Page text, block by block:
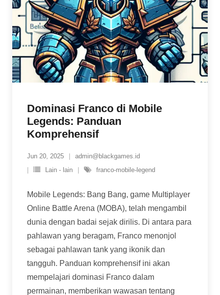
Dominasi Franco di Mobile
Legends: Panduan
Komprehensif
Jun 20, 2025
admin@blackgames.id
Lain - lain
franco-mobile-legend
Mobile Legends: Bang Bang, game Multiplayer
Online Battle Arena (MOBA), telah mengambil
dunia dengan badai sejak dirilis. Di antara para
pahlawan yang beragam, Franco menonjol
sebagai pahlawan tank yang ikonik dan
tangguh. Panduan komprehensif ini akan
mempelajari dominasi Franco dalam
permainan, memberikan wawasan tentang